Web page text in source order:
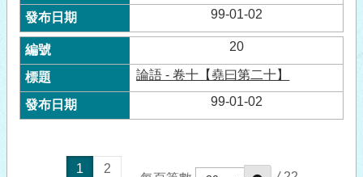
99-01-02
20
論語 - 卷十【堯曰第二十】
99-01-02
1 2